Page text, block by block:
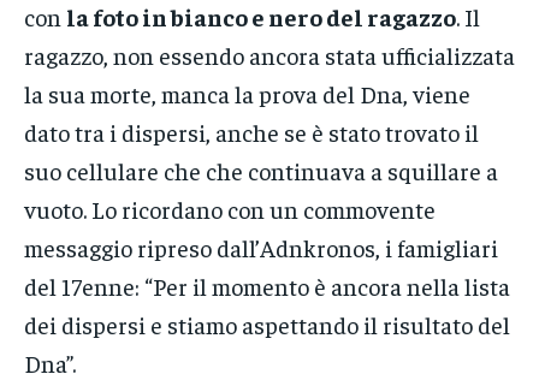
con la foto in bianco e nero del ragazzo. Il
ragazzo, non essendo ancora stata ufficializzata
la sua morte, manca la prova del Dna, viene
dato tra i dispersi, anche se è stato trovato il
suo cellulare che che continuava a squillare a
vuoto. Lo ricordano con un commovente
messaggio ripreso dall’Adnkronos, i famigliari
del 17enne: “Per il momento è ancora nella lista
dei dispersi e stiamo aspettando il risultato del
Dna”.